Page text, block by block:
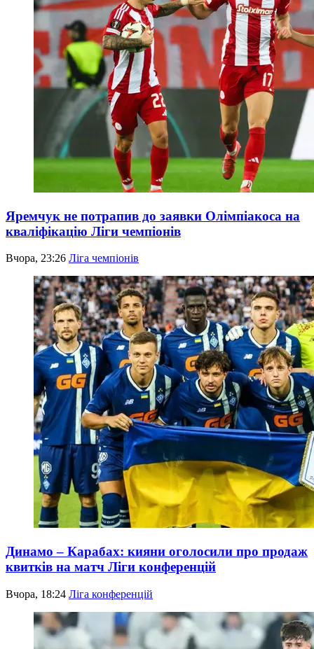
Яремчук не потрапив до заявки Олімпіакоса на
кваліфікацію Ліги чемпіонів
Вчора, 23:26 Ліга чемпіонів
Динамо – Карабах: кияни оголосили про продаж
квитків на матч Ліги конференцій
Вчора, 18:24 Ліга конференцій